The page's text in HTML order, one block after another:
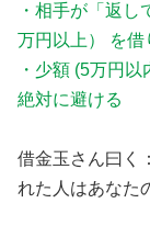
・相手が「返
万円以上） を借
・少額 (5万円
絶対に避ける
借金玉さん曰く
れた人はあなた